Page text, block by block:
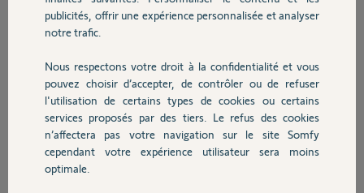
Domotique
Chauffage
Autres produits
Merci de votre aide.
Participer au fil de discussion
Réponses
publicités, offrir une expérience personnalisée et analyser
notre trafic.
Nous respectons votre droit à la confidentialité et vous
pouvez choisir d’accepter, de contrôler ou de refuser
l'utilisation de certains types de cookies ou certains
services proposés par des tiers. Le refus des cookies
n’affectera pas votre navigation sur le site Somfy
cependant votre expérience utilisateur sera moins
optimale.